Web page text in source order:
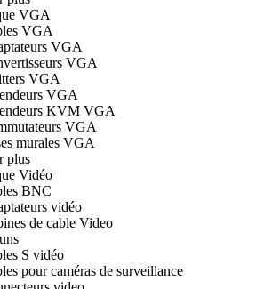
VGA
VGA
VGA
VGA
VGA
VGA
KVM VGA
VGA
murales VGA
plus
Vidéo
BNC
vidéo
de cable Video
S vidéo
pour caméras de surveillance